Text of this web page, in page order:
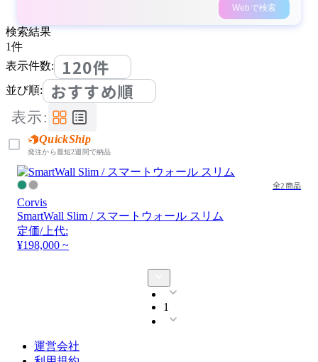
Webで検索
検索結果
1件
表示件数:
120件
並び順: おすすめ順
表示:
QuickShip
発注から最短2週間で納品
全2商品
Corvis
SmartWall Slim / スマートウォール スリム
定価/上代:
¥198,000 ~
1
運営会社